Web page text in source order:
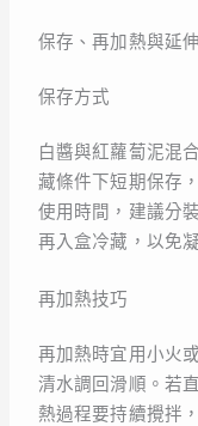
保存、再加熱與延
保存方式
白醬與紅蘿蔔泥混
藏條件下短期保存
使用時間，建議分
再入盒冷藏，以免
再加熱技巧
再加熱時宜用小火
清水調回滑順。若
熱過程要持續攪拌